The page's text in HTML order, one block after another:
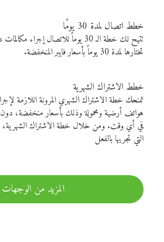
خطط اتصال لمدة 30 يومًا
تتيح لك خطة الـ 30 يوماً للاتصال إجراء
تختارها لمدة 30 يوماً بأسعار فايبر المنخفضة.
خطط الاشتراك الشهرية
تمنحك خطة الاشتراك الشهري المرونة اللازمة
هواتف أرضية ومحمولة وذلك بأسعار منخفضة،
في أي وقت. ومن خلال خطة الاشتراك الشهرية،
التي تجريها بالفعل
المزيد من الوجهات